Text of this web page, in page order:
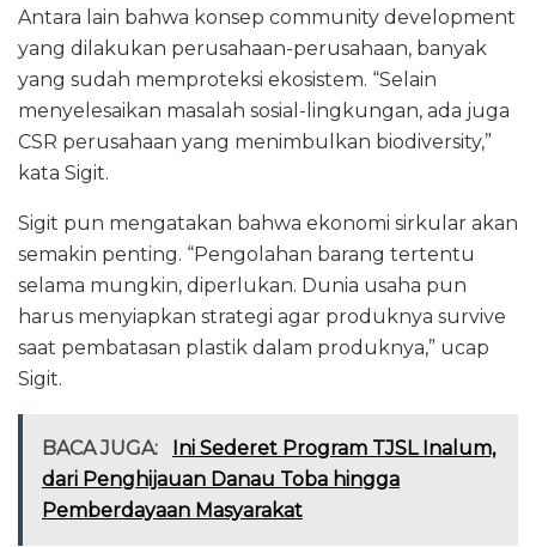
Antara lain bahwa konsep community development
yang dilakukan perusahaan-perusahaan, banyak
yang sudah memproteksi ekosistem. “Selain
menyelesaikan masalah sosial-lingkungan, ada juga
CSR perusahaan yang menimbulkan biodiversity,”
kata Sigit.
Sigit pun mengatakan bahwa ekonomi sirkular akan
semakin penting. “Pengolahan barang tertentu
selama mungkin, diperlukan. Dunia usaha pun
harus menyiapkan strategi agar produknya survive
saat pembatasan plastik dalam produknya,” ucap
Sigit.
BACA JUGA:
Ini Sederet Program TJSL Inalum,
dari Penghijauan Danau Toba hingga
Pemberdayaan Masyarakat